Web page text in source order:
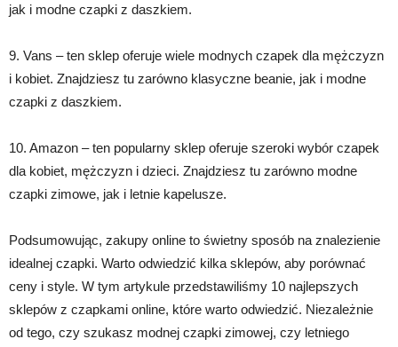
jak i modne czapki z daszkiem.
9. Vans – ten sklep oferuje wiele modnych czapek dla mężczyzn
i kobiet. Znajdziesz tu zarówno klasyczne beanie, jak i modne
czapki z daszkiem.
10. Amazon – ten popularny sklep oferuje szeroki wybór czapek
dla kobiet, mężczyzn i dzieci. Znajdziesz tu zarówno modne
czapki zimowe, jak i letnie kapelusze.
Podsumowując, zakupy online to świetny sposób na znalezienie
idealnej czapki. Warto odwiedzić kilka sklepów, aby porównać
ceny i style. W tym artykule przedstawiliśmy 10 najlepszych
sklepów z czapkami online, które warto odwiedzić. Niezależnie
od tego, czy szukasz modnej czapki zimowej, czy letniego